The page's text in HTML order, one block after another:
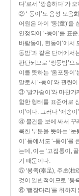
다’로서 ‘깡충하다’가
② ‘-동이’도 음성 모음
어원은 아이 ‘동(童)’을
인정되어 ‘-둥이’를 표
바람둥이, 흰둥이’에서
동밤’과 같은 단어에서
판단되므로 ‘쌍둥밤’
이를 뜻하는 ‘옴포동이’
말로서 ‘-둥이’와 관련
③ ‘발가숭이’와 마찬가
합한 형태를 표준어로
이’이다. 그러나 ‘애송
④ 물건을 보에 싸서 꾸
룩한 부분을 뜻하는 ‘눈
이’ 등에서도 ‘-퉁이’를
는데, 이는 ‘고집통이, 골
기 때문이다.
⑤ ‘봉족(奉足), 주초(柱
것이 일반적이므로 ‘봉
⑥ ‘뻗장다리’를 취하지